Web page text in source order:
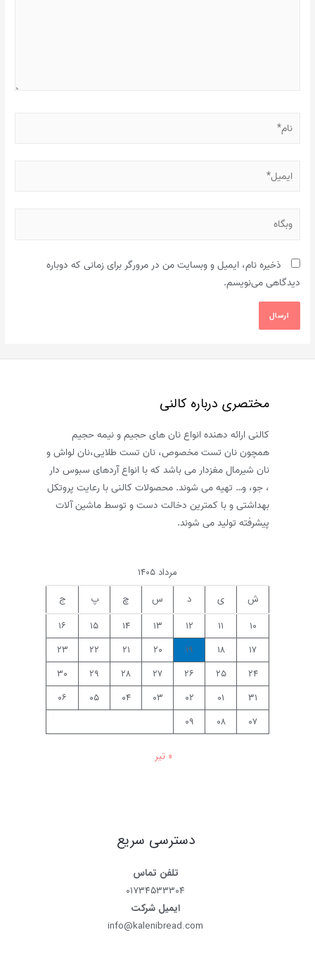
وبگاه
ذخیره نام، ایمیل و وبسایت من در مرورگر برای زمانی که دوباره
دیدگاهی می‌نویسم.
مختصری درباره کالنی
کالنی ارائه دهنده انواع نان های حجیم و نیمه حجیم
همچون نان تست مخصوص، نان تست طلایی،نان لواش و
نان شیرمال مغزدار می باشد که با انواع آردهای سبوس دار
، جو، و… تهیه می شوند. محصولات کالنی با رعایت پروتکل
بهداشتی و با کمترین دخالت دست و توسط ماشین آلات
پیشرفته تولید می شوند.
مرداد ۱۴۰۵
ش
ی د س چ پ
ج
۱۰
۱۱ ۱۲ ۱۳ ۱۴ ۱۵
۱۶
۱۷
۱۸ ۱۹ ۲۰ ۲۱ ۲۲
۲۳
۲۴
۲۵ ۲۶ ۲۷ ۲۸ ۲۹
۳۰
۳۱
۰۱ ۰۲ ۰۳ ۰۴ ۰۵
۰۶
۰۷
۰۸ ۰۹
« تیر
دسترسی سریع
تلفن تماس
۰۱۷۳۴۵۳۳۳۰۴
ایمیل شرکت
info@kalenibread.com